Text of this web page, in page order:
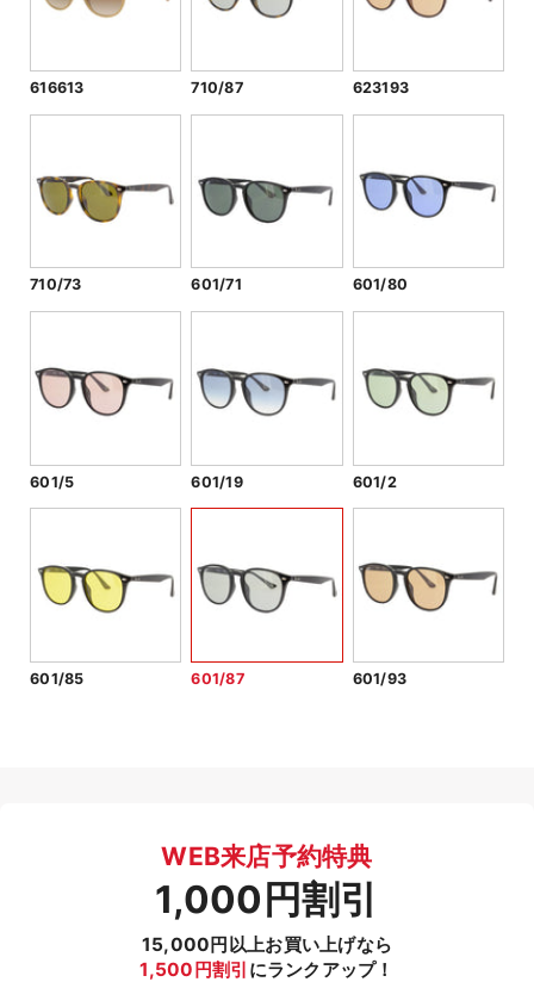
616613 710/87 623193
710/73 601/71 601/80
601/5 601/19 601/2
601/85 601/87 601/93
WEB来店予約特典
1,000円割引
15,000円以上お買い上げなら
1,500円割引 にランクアップ！